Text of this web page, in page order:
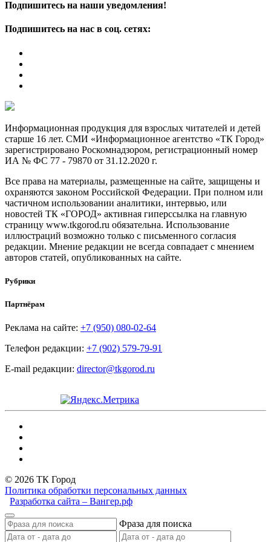
Подпишитесь на наши уведомления!
Подпишитесь на нас в соц. сетях:
Информационная продукция для взрослых читателей и детей
старше 16 лет. СМИ «Информационное агентство «ТК Город»
зарегистрировано Роскомнадзором, регистрационный номер
ИА № ФС 77 - 79870 от 31.12.2020 г.
Все права на материалы, размещенные на сайте, защищены и
охраняются законом Российской Федерации. При полном или
частичном использовании аналитики, интервью, или
новостей ТК «ГОРОД» активная гиперссылка на главную
страницу www.tkgorod.ru обязательна. Использование
иллюстраций возможно только с письменного согласия
редакции. Мнение редакции не всегда совпадает с мнением
авторов статей, опубликованных на сайте.
Рубрики
Партнёрам
Реклама на сайте: +7 (950) 080-02-64
Телефон редакции: +7 (902) 579-79-91
E-mail редакции: director@tkgorod.ru
© 2026 ТК Город
Политика обработки персональных данных
Разработка сайта – Вангер.рф
Фраза для поиска